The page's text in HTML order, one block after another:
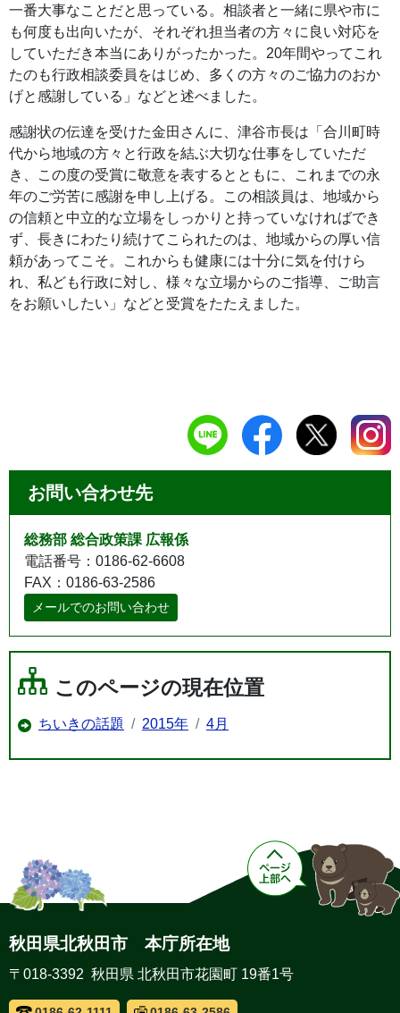
一番大事なことだと思っている。相談者と一緒に県や市に
も何度も出向いたが、それぞれ担当者の方々に良い対応を
していただき本当にありがったかった。20年間やってこれ
たのも行政相談委員をはじめ、多くの方々のご協力のおか
げと感謝している」などと述べました。
感謝状の伝達を受けた金田さんに、津谷市長は「合川町時
代から地域の方々と行政を結ぶ大切な仕事をしていただ
き、この度の受賞に敬意を表するとともに、これまでの永
年のご労苦に感謝を申し上げる。この相談員は、地域から
の信頼と中立的な立場をしっかりと持っていなければでき
ず、長きにわたり続けてこられたのは、地域からの厚い信
頼があってこそ。これからも健康には十分に気を付けら
れ、私ども行政に対し、様々な立場からのご指導、ご助言
をお願いしたい」などと受賞をたたえました。
お問い合わせ先
総務部 総合政策課 広報係
電話番号：0186-62-6608
FAX：0186-63-2586
メールでのお問い合わせ
このページの現在位置
ちいきの話題 2015年 4月
秋田県北秋田市 本庁所在地
〒018-3392 秋田県 北秋田市花園町 19番1号